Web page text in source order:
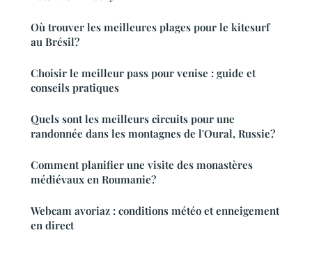
Où trouver les meilleures plages pour le kitesurf
au Brésil?
Choisir le meilleur pass pour venise : guide et
conseils pratiques
Quels sont les meilleurs circuits pour une
randonnée dans les montagnes de l'Oural, Russie?
Comment planifier une visite des monastères
médiévaux en Roumanie?
Webcam avoriaz : conditions météo et enneigement
en direct